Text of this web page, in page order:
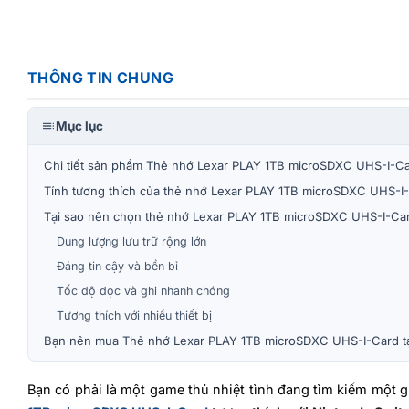
THÔNG TIN CHUNG
Mục lục
Chi tiết sản phẩm Thẻ nhớ Lexar PLAY 1TB microSDXC UHS-I-
Tính tương thích của thẻ nhớ Lexar PLAY 1TB microSDXC
Tại sao nên chọn thẻ nhớ Lexar PLAY 1TB microSDXC UHS-I-
Dung lượng lưu trữ rộng lớn
Đáng tin cậy và bền bỉ
Tốc độ đọc và ghi nhanh chóng
Tương thích với nhiều thiết bị
Bạn nên mua Thẻ nhớ Lexar PLAY 1TB microSDXC UHS-I-Card
Bạn có phải là một game thủ nhiệt tình đang tìm kiếm